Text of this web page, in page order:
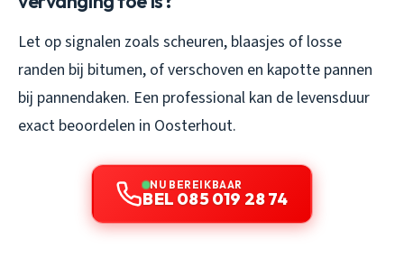
Let op signalen zoals scheuren, blaasjes of losse
randen bij bitumen, of verschoven en kapotte pannen
bij pannendaken. Een professional kan de levensduur
exact beoordelen in Oosterhout.
NU BEREIKBAAR
BEL 085 019 28 74